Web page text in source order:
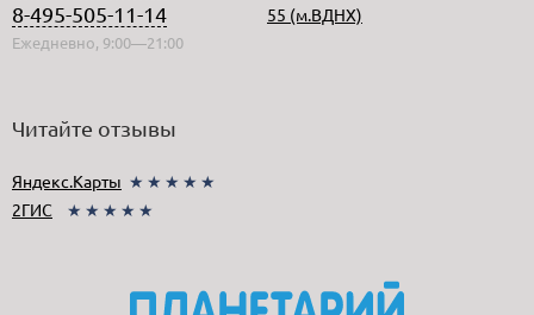
8-495-505-11-14
Ежедневно, 9:00—21:00
55 (м.ВДНХ)
Читайте отзывы
Яндекс.Карты ★★★★★
2ГИС
★★★★★